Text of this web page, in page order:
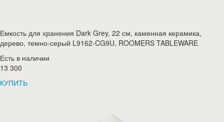
Емкость для хранения Dark Grey, 22 см, каменная керамика,
дерево, темно-серый L9162-CG9U, ROOMERS TABLEWARE
Есть в наличии
13 300
КУПИТЬ